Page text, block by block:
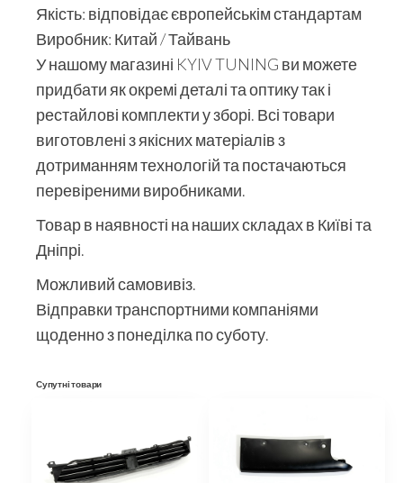
Якість: відповідає європейськім стандартам
Виробник: Китай / Тайвань
У нашому магазині KYIV TUNING ви можете
придбати як окремі деталі та оптику так і
рестайлові комплекти у зборі. Всі товари
виготовлені з якісних матеріалів з
дотриманням технологій та постачаються
перевіреними виробниками.
Товар в наявності на наших складах в Київі та
Дніпрі.
Можливий самовивіз.
Відправки транспортними компаніями
щоденно з понеділка по суботу.
Супутні товари